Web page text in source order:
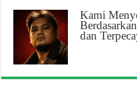
Kami
dan